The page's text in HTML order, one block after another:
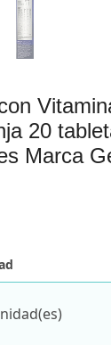
20
Marca